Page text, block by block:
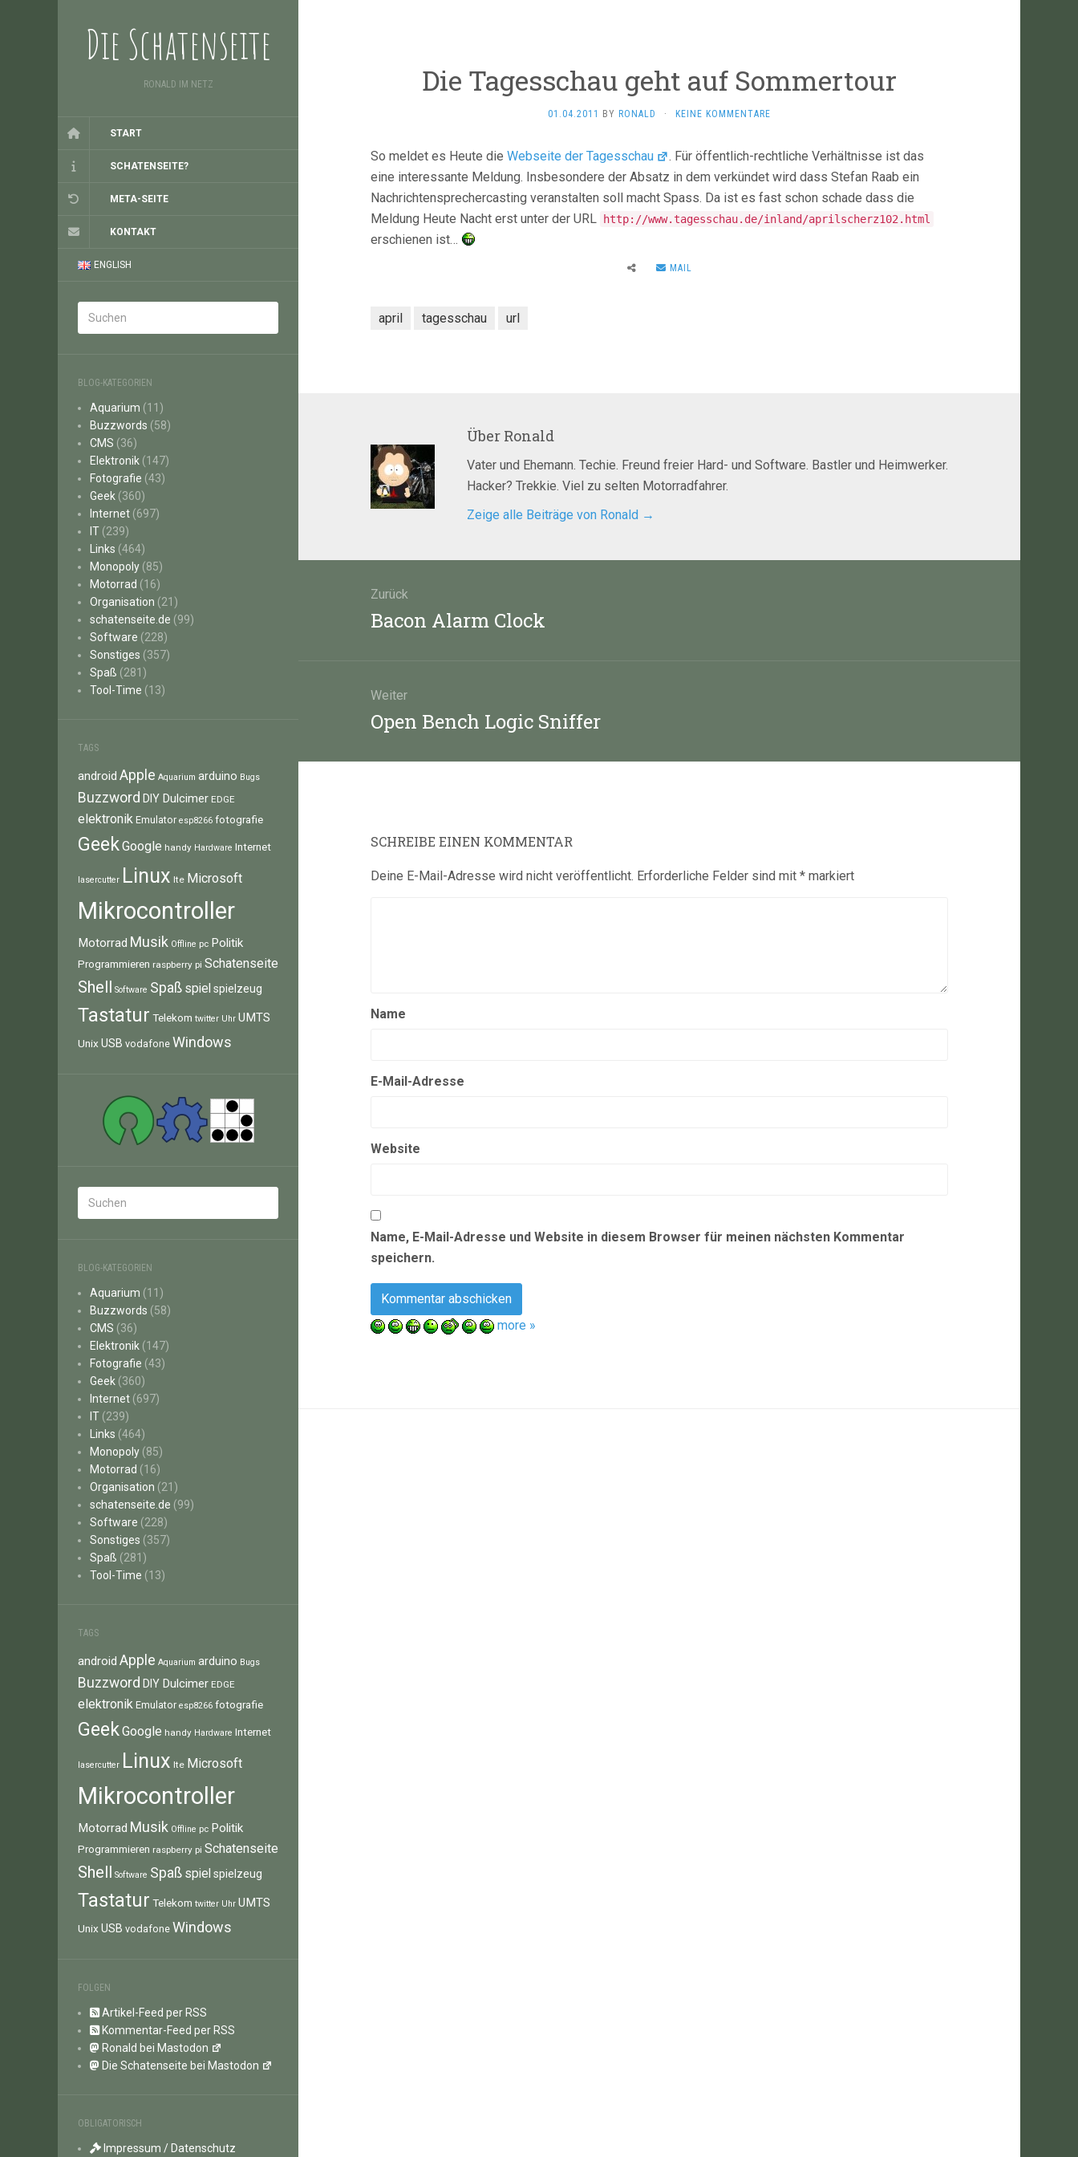
Die Schatenseite
RONALD IM NETZ
START
SCHATENSEITE?
META-SEITE
KONTAKT
ENGLISH
BLOG-KATEGORIEN
Aquarium (11)
Buzzwords (58)
CMS (36)
Elektronik (147)
Fotografie (43)
Geek (360)
Internet (697)
IT (239)
Links (464)
Monopoly (85)
Motorrad (16)
Organisation (21)
schatenseite.de (99)
Software (228)
Sonstiges (357)
Spaß (281)
Tool-Time (13)
TAGS
android Apple Aquarium arduino Bugs
Buzzword DIY Dulcimer EDGE
elektronik Emulator esp8266 fotografie
GeekGoogle handy Hardware Internet
lasercutter Linux lte Microsoft
Mikrocontroller
Motorrad Musik Offline pc Politik
Programmieren raspberry pi Schatenseite
Shell Software Spaß spiel spielzeug
Tastatur Telekom twitter Uhr UMTS
Unix USB vodafone Windows
BLOG-KATEGORIEN
Aquarium (11)
Buzzwords (58)
CMS (36)
Elektronik (147)
Fotografie (43)
Geek (360)
Internet (697)
IT (239)
Links (464)
Monopoly (85)
Motorrad (16)
Organisation (21)
schatenseite.de (99)
Software (228)
Sonstiges (357)
Spaß (281)
Tool-Time (13)
TAGS
android Apple Aquarium arduino Bugs
Buzzword DIY Dulcimer EDGE
elektronik Emulator esp8266 fotografie
GeekGoogle handy Hardware Internet
lasercutter Linux lte Microsoft
Mikrocontroller
Motorrad Musik Offline pc Politik
Programmieren raspberry pi Schatenseite
Shell Software Spaß spiel spielzeug
Tastatur Telekom twitter Uhr UMTS
Unix USB vodafone Windows
FOLGEN
Artikel-Feed per RSS
Kommentar-Feed per RSS
Ronald bei Mastodon
Die Schatenseite bei Mastodon
OBLIGATORISCH
Impressum / Datenschutz
Die Tagesschau geht auf Sommertour
01.04.2011 BY RONALD · KEINE KOMMENTARE
So meldet es Heute die Webseite der Tagesschau
. Für öffentlich-rechtliche Verhältnisse ist das
eine interessante Meldung. Insbesondere der Absatz in dem verkündet wird dass Stefan Raab ein
Nachrichtensprechercasting veranstalten soll macht Spass. Da ist es fast schon schade dass die
Meldung Heute Nacht erst unter der URL
http://www.tagesschau.de/inland/aprilscherz102.html
erschienen ist…
MAIL
april tagesschau url
Über Ronald
Vater und Ehemann. Techie. Freund freier Hard- und Software. Bastler und Heimwerker.
Hacker? Trekkie. Viel zu selten Motorradfahrer.
Zeige alle Beiträge von Ronald →
Zurück
Vorheriger
Bacon Alarm Clock
Weiter
Nächster
Beitrag:
Open Bench Logic Sniffer
SCHREIBE EINEN KOMMENTAR
Deine E-Mail-Adresse wird nicht veröffentlicht. Erforderliche Felder sind mit * markiert
Name
E-Mail-Adresse
Website
Name, E-Mail-Adresse und Website in diesem Browser für meinen nächsten Kommentar
speichern.
more »